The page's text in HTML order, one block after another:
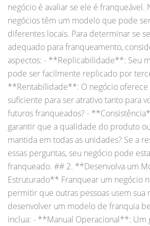
negócio é avaliar se ele é franqueável.
negócios têm um modelo que pode
diferentes locais. Para determinar se
adequado para franqueamento,
aspectos: - **Replicabilidade**: Seu
pode ser facilmente replicado por
**Rentabilidade**: O negócio oferece
suficiente para ser atrativo tanto para
futuros franqueados? -
garantir que a qualidade do produto
mantida em todas as unidades? Se a
essas perguntas, seu negócio pode
franqueado. ## 2. **Desenvolva um
Estruturado** Franquear um negócio
permitir que outras pessoas usem sua
desenvolver um modelo de franquia
inclua: - **Manual Operacional**: Um